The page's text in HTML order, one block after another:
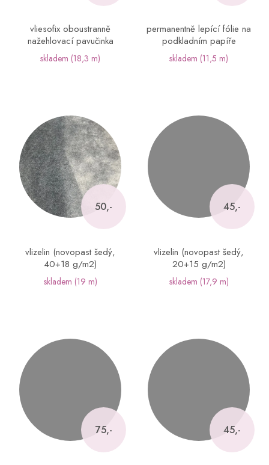
vliesofix oboustranně
nažehlovací pavučinka
skladem (18,3 m)
permanentně lepící fólie na
podkladním papíře
skladem (11,5 m)
50,-
vlizelin (novopast šedý,
40+18 g/m2)
skladem (19 m)
45,-
vlizelin (novopast šedý,
20+15 g/m2)
skladem (17,9 m)
75,- 45,-